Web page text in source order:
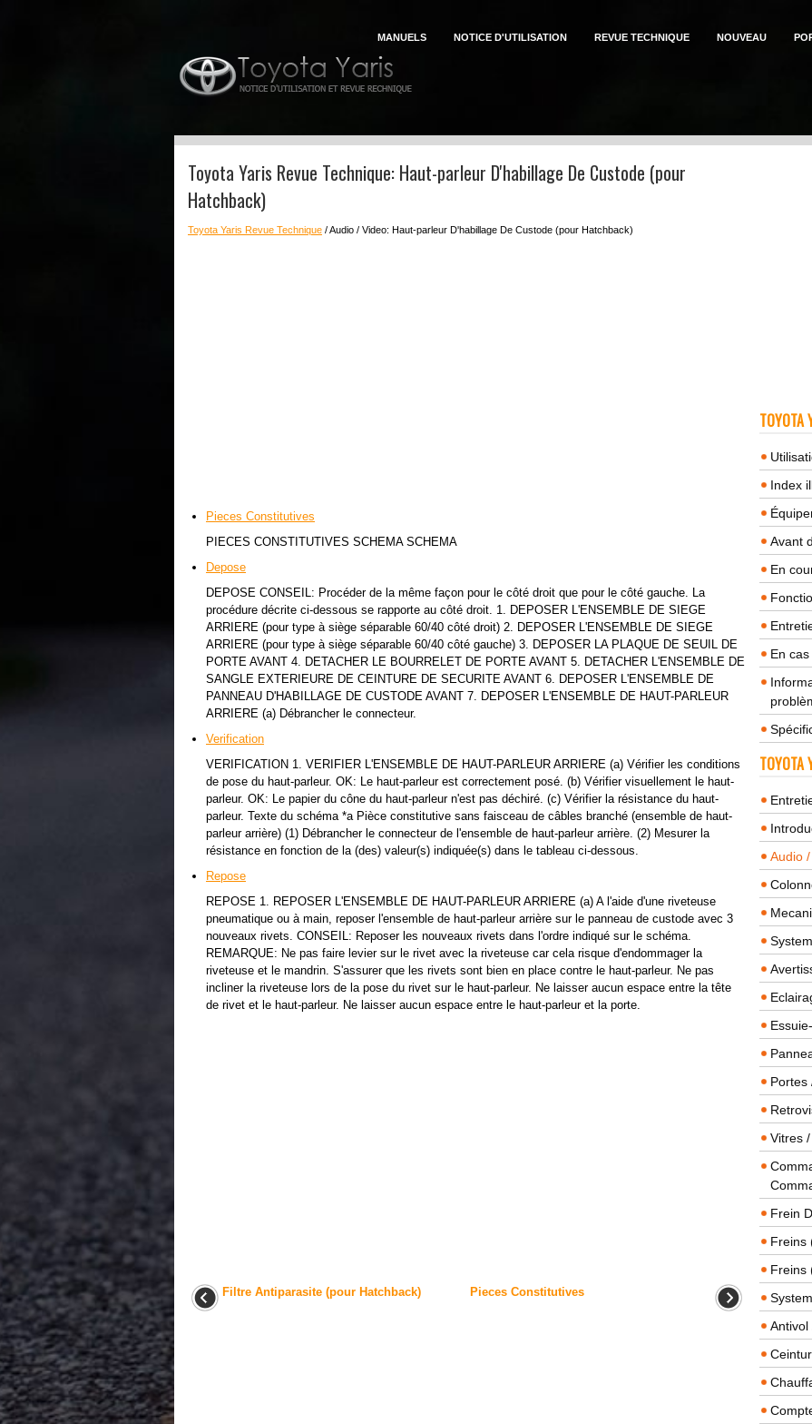
MANUELS NOTICE D'UTILISATION REVUE TECHNIQUE NOUVEAU
Toyota Yaris Revue Technique: Haut-parleur D'habillage De Custode (pour
Hatchback)
Toyota Yaris Revue Technique / Audio / Video: Haut-parleur D'habillage De Custode (pour Hatchback)
Pieces Constitutives
PIECES CONSTITUTIVES SCHEMA SCHEMA
Depose
DEPOSE CONSEIL: Procéder de la même façon pour le côté droit que pour le côté gauche. La
procédure décrite ci-dessous se rapporte au côté droit. 1. DEPOSER L'ENSEMBLE DE SIEGE
ARRIERE (pour type à siège séparable 60/40 côté droit) 2. DEPOSER L'ENSEMBLE DE SIEGE
ARRIERE (pour type à siège séparable 60/40 côté gauche) 3. DEPOSER LA PLAQUE DE SEUIL DE
PORTE AVANT 4. DETACHER LE BOURRELET DE PORTE AVANT 5. DETACHER L'ENSEMBLE DE
SANGLE EXTERIEURE DE CEINTURE DE SECURITE AVANT 6. DEPOSER L'ENSEMBLE DE
PANNEAU D'HABILLAGE DE CUSTODE AVANT 7. DEPOSER L'ENSEMBLE DE HAUT-PARLEUR
ARRIERE (a) Débrancher le connecteur.
Verification
VERIFICATION 1. VERIFIER L'ENSEMBLE DE HAUT-PARLEUR ARRIERE (a) Vérifier les conditions
de pose du haut-parleur. OK: Le haut-parleur est correctement posé. (b) Vérifier visuellement le haut-
parleur. OK: Le papier du cône du haut-parleur n'est pas déchiré. (c) Vérifier la résistance du haut-
parleur. Texte du schéma *a Pièce constitutive sans faisceau de câbles branché (ensemble de haut-
parleur arrière) (1) Débrancher le connecteur de l'ensemble de haut-parleur arrière. (2) Mesurer la
résistance en fonction de la (des) valeur(s) indiquée(s) dans le tableau ci-dessous.
Repose
REPOSE 1. REPOSER L'ENSEMBLE DE HAUT-PARLEUR ARRIERE (a) A l'aide d'une riveteuse
pneumatique ou à main, reposer l'ensemble de haut-parleur arrière sur le panneau de custode avec 3
nouveaux rivets. CONSEIL: Reposer les nouveaux rivets dans l'ordre indiqué sur le schéma.
REMARQUE: Ne pas faire levier sur le rivet avec la riveteuse car cela risque d'endommager la
riveteuse et le mandrin. S'assurer que les rivets sont bien en place contre le haut-parleur. Ne pas
incliner la riveteuse lors de la pose du rivet sur le haut-parleur. Ne laisser aucun espace entre la tête
de rivet et le haut-parleur. Ne laisser aucun espace entre le haut-parleur et la porte.
Filtre Antiparasite (pour Hatchback) Pieces Constitutives
TOYOTA
Index
Avant
En
En
TOYOTA
Audio
Portes
Vitres
Frein
Freins
Freins
Antivol